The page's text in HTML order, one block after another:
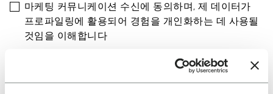
마케팅 커뮤니케이션 수신에 동의하며, 제 데이터가
프로파일링에 활용되어 경험을 개인화하는 데 사용될
것임을 이해합니다